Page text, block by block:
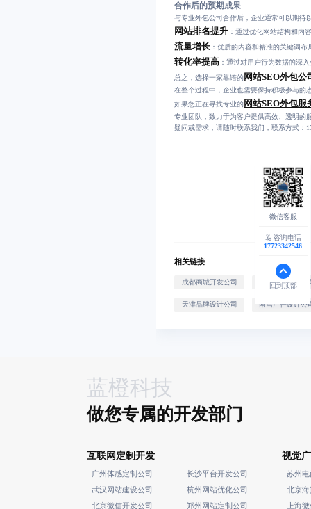
合作后的预期成果
与专业外包公司合作后，企业通常可以期待
网站排名提升 ：通过优化网站结构和内
流量增长 ：优质的内容和精准的关键词
转化率提高 ：通过对用户行为数据的深
总之，选择一家靠谱的 网站SEO外包公
在整个过程中，企业也需要保持积极参与的
如果您正在寻找专业的 网站SEO外包服
专业团队，致力于为客户提供高效、透明的
疑问或需求，请随时联系我们，联系方式：
相关链接
成都商城开发公司 深圳网站优化公
天津品牌设计公司 南昌广告设计公
咨询电话
17723342546
回到顶部
蓝橙科技
做您专属的开发部门
互联网定制开发
· 广州体感定制公司
· 长沙平台开发公司
· 武汉网站建设公司
· 杭州网站优化公司
· 北京微信开发公司
· 郑州网站定制公司
视觉
· 苏州
· 北京
· 上海